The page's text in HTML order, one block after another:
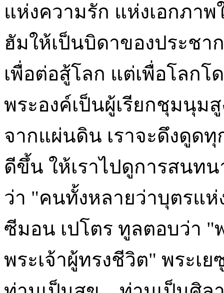
แห่งความรัก แห่งเอกภาพ
ฮัมให้เป็นบิดาของประชา
เพื่อต่อสู้โลก แต่เพื่อโลกโ
พระองค์เป็นผู้เรียกชุมนุม
จากแผ่นดิน เราจะดึงดูดทุ
ดีขึ้น ให้เราไปดูการสนท
ว่า "คนทั้งหลายว่าบุตรแห่
ซีมอน เปโตร ทูลตอบว่า "
พระเจ้าผู้ทรงชีวิต" พระเ